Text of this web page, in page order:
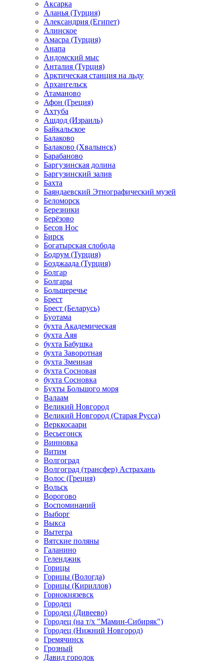
Аксарка
Аланья (Турция)
Александрия (Египет)
Алинское
Амасра (Турция)
Анапа
Андомский мыс
Анталия (Турция)
Арктическая станция на льду
Архангельск
Атаманово
Афон (Греция)
Ахтуба
Ашдод (Израиль)
Байкальское
Балаково
Балаково (Хвалынск)
Барабаново
Баргузинская долина
Баргузинский залив
Бахта
Баяндаевский Этнографический музей
Беломорск
Березники
Берёзово
Бесов Нос
Бирск
Богатырская слобода
Бодрум (Турция)
Бозджаада (Турция)
Болгар
Болгары
Большеречье
Брест
Брест (Беларусь)
Буотама
бухта Академическая
бухта Аяя
бухта Бабушка
бухта Заворотная
бухта Змеиная
бухта Сосновая
бухта Сосновка
Бухты Большого моря
Валаам
Великий Новгород
Великий Новгород (Старая Русса)
Верккосаари
Весьегонск
Винновка
Витим
Волгоград
Волгоград (трансфер) Астрахань
Волос (Греция)
Вольск
Ворогово
Воспоминаний
Выборг
Выкса
Вытегра
Вятские поляны
Галанино
Геленджик
Горицы
Горицы (Вологда)
Горицы (Кириллов)
Горнокнязевск
Городец
Городец (Дивеево)
Городец (на т/х "Мамин-Сибиряк")
Городец (Нижний Новгород)
Гремячинск
Грозный
Давид городок